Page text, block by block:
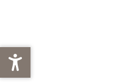
IT